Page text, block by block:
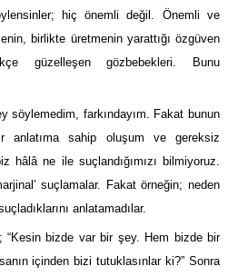
hiç önemli değil. Önemli ve
birlikte üretmenin yarattığı özgüven
güzelleşen gözbebekleri. Bunu
söylemedim, farkındayım. Fakat bunun
sahip oluşum ve gereksiz
hâlâ ne ile suçlandığımızı bilmiyoruz.
suçlamalar. Fakat örneğin; neden
anlatamadılar.
bizde var bir şey. Hem bizde bir
içinden bizi tutuklasınlar ki?” Sonra